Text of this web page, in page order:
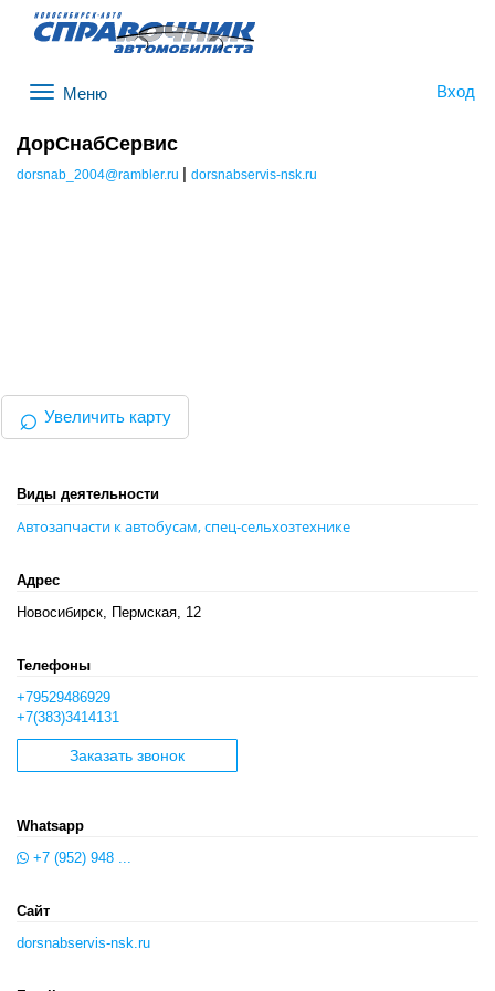
Вход
ДорСнабСервис
dorsnab_2004@rambler.ru | dorsnabservis-nsk.ru
⌕ Увеличить карту
Виды деятельности
Автозапчасти к автобусам, спец-сельхозтехнике
Адрес
Новосибирск, Пермская, 12
Телефоны
+79529486929
+7(383)3414131
Заказать звонок
Whatsapp
+7 (952) 948 ...
Сайт
dorsnabservis-nsk.ru